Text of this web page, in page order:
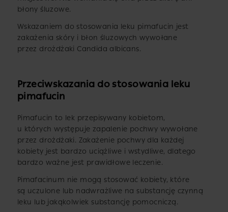
błony śluzowe.
Wskazaniem do stosowania leku pimafucin jest
zakażenia skóry i błon śluzowych wywołane
przez drożdżaki Candida albicans.
Przeciwskazania do stosowania leku
pimafucin
Pimafucin to lek przepisywany kobietom,
u których występuje zapalenie pochwy wywołane
przez drożdżaki. Zakażenie pochwy dla każdej
kobiety jest bardzo uciążliwe i wstydliwe, dlatego
bardzo ważne jest prawidłowe leczenie.
Pimafacinum nie mogą stosować kobiety, które
są uczulone lub nadwrażliwe na substancję czynną
leku lub jakąkolwiek substancję pomocniczą.